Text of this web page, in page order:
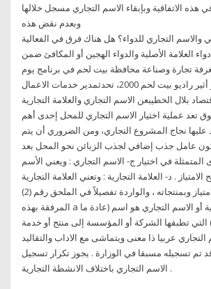
هذه الاتفاقية وبإبقاء الاسم التجاري مسجل خلالها
وبعدم نقض هذه
والاسم التجاري للدواء؟ هل هناك فرق في الفعالية
دواء العلامة الأصلية والدواء الهجين أو المكافئ ضمن
لغرفة تجارة وصناعة محافظة بيت لحم في برنامج يوم
جديد الذي يبث عبر أثير راديو بيت لحم 2000، تحدثمدير خدمات الاعمال
بلال الخطيبعن الاسم التجاري والعلامة التجارية
تعد عملية اختيار الاسم التجاري للمحل إحدى أهم
عليها نجاج المشروع التجاري، ومن الضروري أن يتم
عامل جذب إضافي لجذب الزبائن نحو المحل بعد
المتمثلة في اختيار ج- الاسم التجاري : ويعني الأسم
. د- العلامة التجارية : وتعني العلامة التجارية
الخاصة بمانح الامتياز وبمنتجاته ، والواردة تفصيلاً في الملحق رقم (2)
المرفقة بهذه a اسم العلامة التجارية أو الاسم التجاري هو اسم (عادة ما
تطبقها الشركة أو المؤسسة إلى منتج أو خدمة
عربيا ذا معنى ويتماشى مع الاداب والتقاليد
تم تسجيله مسبقا في الوزارة . يجوز تكرار تسجيل
الاسم التجاري باختلاف الانشطة التجارية .